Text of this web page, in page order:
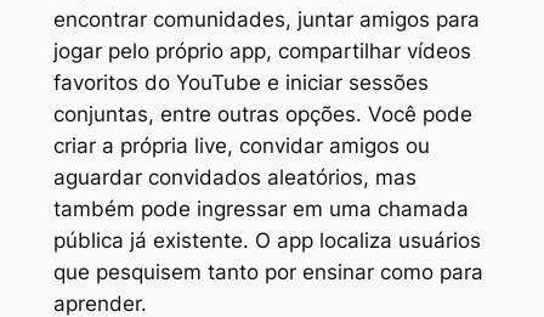
encontrar comunidades, juntar amigos para
jogar pelo próprio app, compartilhar vídeos
favoritos do YouTube e iniciar sessões
conjuntas, entre outras opções. Você pode
criar a própria live, convidar amigos ou
aguardar convidados aleatórios, mas
também pode ingressar em uma chamada
pública já existente. O app localiza usuários
que pesquisem tanto por ensinar como para
aprender.